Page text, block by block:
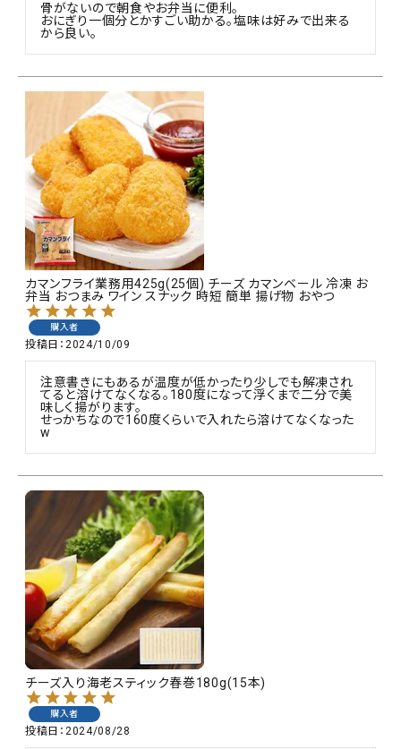
骨がないので朝食やお弁当に便利。
おにぎり一個分とかすごい助かる。塩味は好みで出来る
から良い。
カマンフライ業務用425g(25個) チーズ カマンベール 冷凍 お
弁当 おつまみ ワイン スナック 時短 簡単 揚げ物 おやつ
購入者
投稿日 2024/10/09
注意書きにもあるが温度が低かったり少しでも解凍され
てると溶けてなくなる。180度になって浮くまで二分で美
味しく揚がります。
せっかちなので160度くらいで入れたら溶けてなくなった
w
チーズ入り海老スティック春巻180g(15本)
購入者
投稿日 2024/08/28